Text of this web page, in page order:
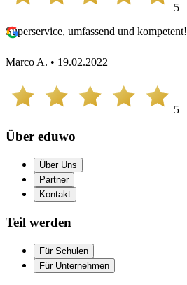
5
Superservice, umfassend und kompetent!
Marco A. • 19.02.2022
5
Über eduwo
Über Uns
Partner
Kontakt
Teil werden
Für Schulen
Für Unternehmen